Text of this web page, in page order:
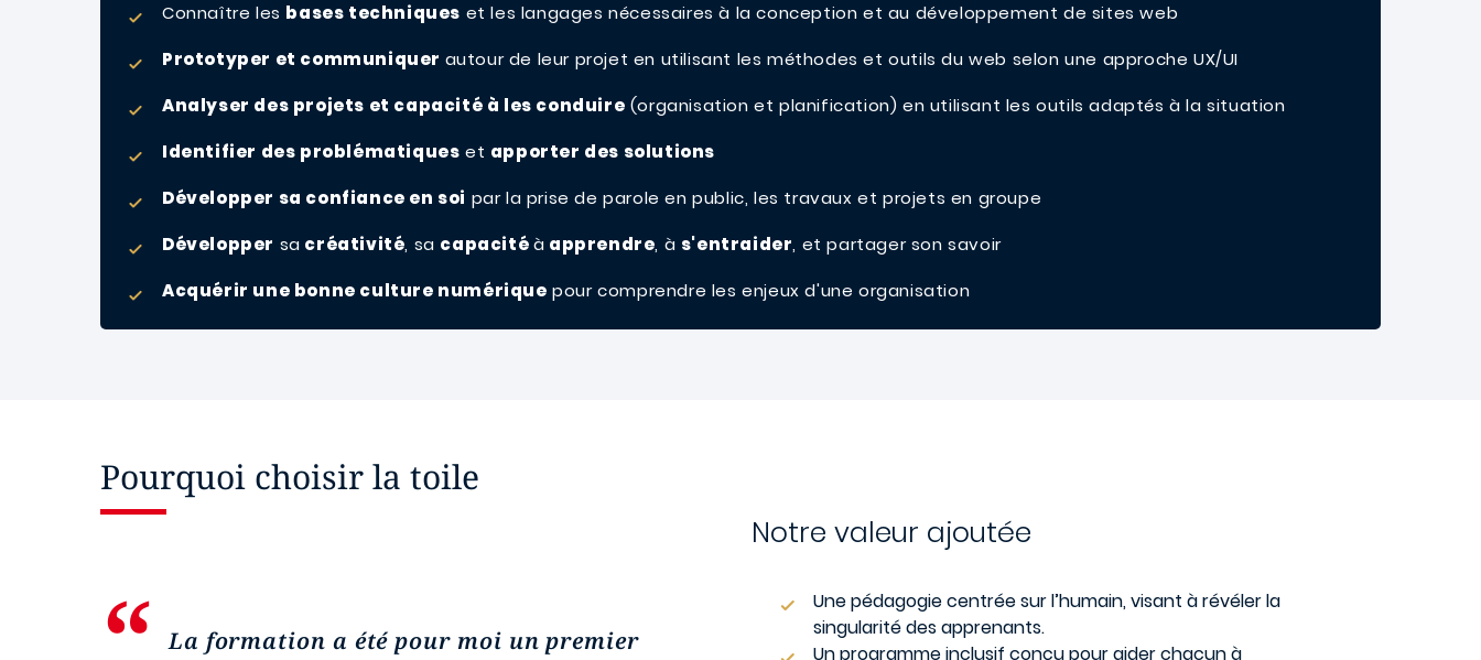
Connaître les bases techniques et les langages nécessaires à la conception et au développement de sites web
Prototyper et communiquer autour de leur projet en utilisant les méthodes et outils du web selon une approche UX/UI
Analyser des projets et capacité à les conduire (organisation et planification) en utilisant les outils adaptés à la situation
Identifier des problématiques et apporter des solutions
Développer sa confiance en soi par la prise de parole en public, les travaux et projets en groupe
Développer sa créativité, sa capacitéà apprendre, à s'entraider, et partager son savoir
Acquérir une bonne culture numérique pour comprendre les enjeux d'une organisation
Pourquoi choisir la toile
La formation a été pour moi un premier
Notre valeur ajoutée
Une pédagogie centrée sur l’humain, visant à révéler la
singularité des apprenants.
Un programme inclusif conçu pour aider chacun à